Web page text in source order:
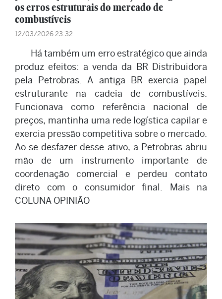
os erros estruturais do mercado de
combustíveis
12/03/2026 23:32
Há também um erro estratégico que ainda
produz efeitos: a venda da BR Distribuidora
pela Petrobras. A antiga BR exercia papel
estruturante na cadeia de combustíveis.
Funcionava como referência nacional de
preços, mantinha uma rede logística capilar e
exercia pressão competitiva sobre o mercado.
Ao se desfazer desse ativo, a Petrobras abriu
mão de um instrumento importante de
coordenação comercial e perdeu contato
direto com o consumidor final. Mais na
COLUNA OPINIÃO